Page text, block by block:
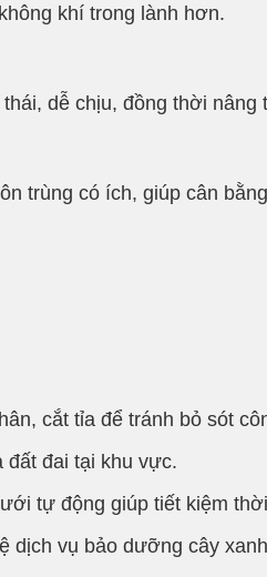
khí trong lành hơn.
dễ chịu, đồng thời nâng
trùng có ích, giúp cân
cắt tỉa để tránh bỏ sót
đất đai tại khu vực.
tự động giúp tiết kiệm
dịch vụ bảo dưỡng cây